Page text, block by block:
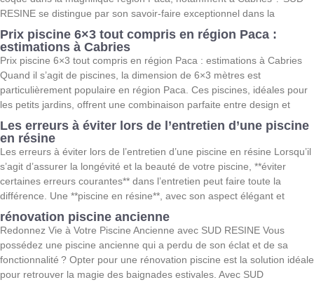
RESINE se distingue par son savoir-faire exceptionnel dans la
Prix piscine 6×3 tout compris en région Paca :
estimations à Cabries
Prix piscine 6×3 tout compris en région Paca : estimations à Cabries
Quand il s’agit de piscines, la dimension de 6×3 mètres est
particulièrement populaire en région Paca. Ces piscines, idéales pour
les petits jardins, offrent une combinaison parfaite entre design et
Les erreurs à éviter lors de l’entretien d’une piscine
en résine
Les erreurs à éviter lors de l’entretien d’une piscine en résine Lorsqu’il
s’agit d’assurer la longévité et la beauté de votre piscine, **éviter
certaines erreurs courantes** dans l’entretien peut faire toute la
différence. Une **piscine en résine**, avec son aspect élégant et
rénovation piscine ancienne
Redonnez Vie à Votre Piscine Ancienne avec SUD RESINE Vous
possédez une piscine ancienne qui a perdu de son éclat et de sa
fonctionnalité ? Opter pour une rénovation piscine est la solution idéale
pour retrouver la magie des baignades estivales. Avec SUD